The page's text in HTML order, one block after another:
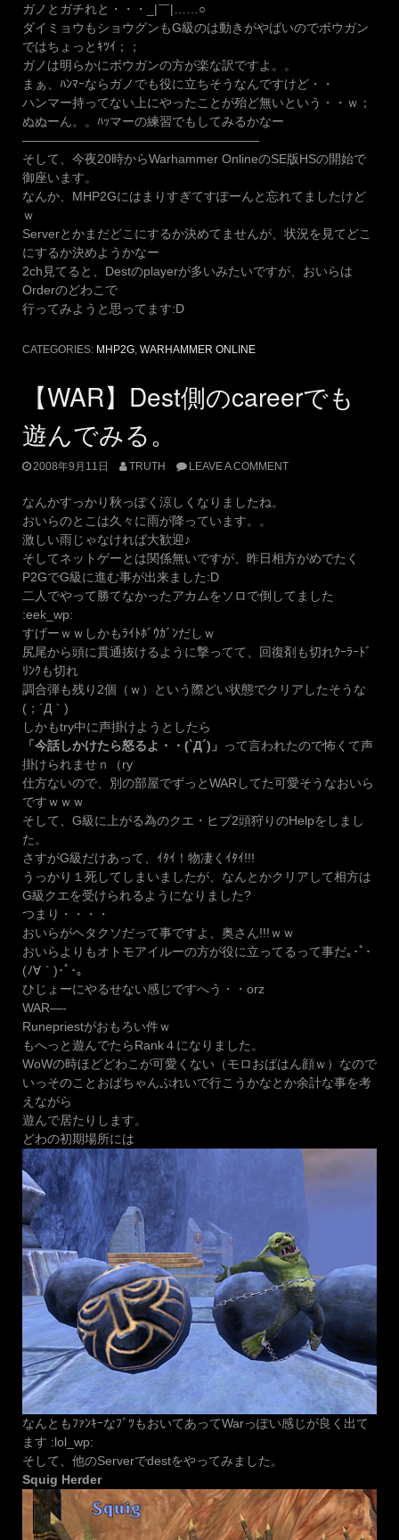
ガノとガチれと・・・_|￣|……○
ダイミョウもショウグンもG級のは動きがやばいのでボウガン
ではちょっとｷﾂｲ；；
ガノは明らかにボウガンの方が楽な訳ですよ。。
まぁ、ﾊﾝﾏｰならガノでも役に立ちそうなんですけど・・
ハンマー持ってない上にやったことが殆ど無いという・・ｗ；
ぬぬーん。。ﾊｯマーの練習でもしてみるかなー
———————————————————
そして、今夜20時からWarhammer OnlineのSE版HSの開始で
御座います。
なんか、MHP2Gにはまりすぎてすぽーんと忘れてましたけど
ｗ
Serverとかまだどこにするか決めてませんが、状況を見てどこ
にするか決めようかなー
2ch見てると、Destのplayerが多いみたいですが、おいらは
Orderのどわこで
行ってみようと思ってます:D
CATEGORIES: MHP2G WARHAMMER ONLINE
【WAR】Dest側のcareerでも
遊んでみる。
2008年9月11日 TRUTH LEAVE A COMMENT
なんかすっかり秋っぽく涼しくなりましたね。
おいらのとこは久々に雨が降っています。。
激しい雨じゃなければ大歓迎♪
そしてネットゲーとは関係無いですが、昨日相方がめでたく
P2GでG級に進む事が出来ました:D
二人でやって勝てなかったアカムをソロで倒してました
:eek_wp:
すげーｗｗしかもﾗｲﾄﾎﾞｳｶﾞﾝだしｗ
尻尾から頭に貫通抜けるように撃ってて、回復剤も切れｸｰﾗｰﾄﾞ
ﾘﾝｸも切れ
調合弾も残り2個（ｗ）という際どい状態でクリアしたそうな
(；´Д｀)
しかもtry中に声掛けようとしたら
「今話しかけたら怒るよ・・(`Д´)」 って言われたので怖くて声
掛けられませｎ（ry
仕方ないので、別の部屋でずっとWARしてた可愛そうなおいら
ですｗｗｗ
そして、G級に上がる為のクエ・ヒプ2頭狩りのHelpをしまし
た。
さすがG級だけあって、ｲﾀｲ！物凄くｲﾀｲ!!!
うっかり１死してしまいましたが、なんとかクリアして相方は
G級クエを受けられるようになりました?
つまり・・・・
おいらがヘタクソだって事ですよ、奥さん!!!ｗｗ
おいらよりもオトモアイルーの方が役に立ってるって事だ｡･ﾟ･
(ﾉ∀｀)･ﾟ･｡
ひじょーにやるせない感じですへう・・orz
WAR—-
Runepriestがおもろい件ｗ
もへっと遊んでたらRank４になりました。
WoWの時ほどどわこが可愛くない（モロおばはん顔ｗ）なので
いっそのことおばちゃんぷれいで行こうかなとか余計な事を考
えながら
遊んで居たりします。
どわの初期場所には
なんともﾌｧﾝｷｰなﾌﾞﾂもおいてあってWarっぽい感じが良く出て
ます :lol_wp:
そして、他のServerでdestをやってみました。
Squig Herder